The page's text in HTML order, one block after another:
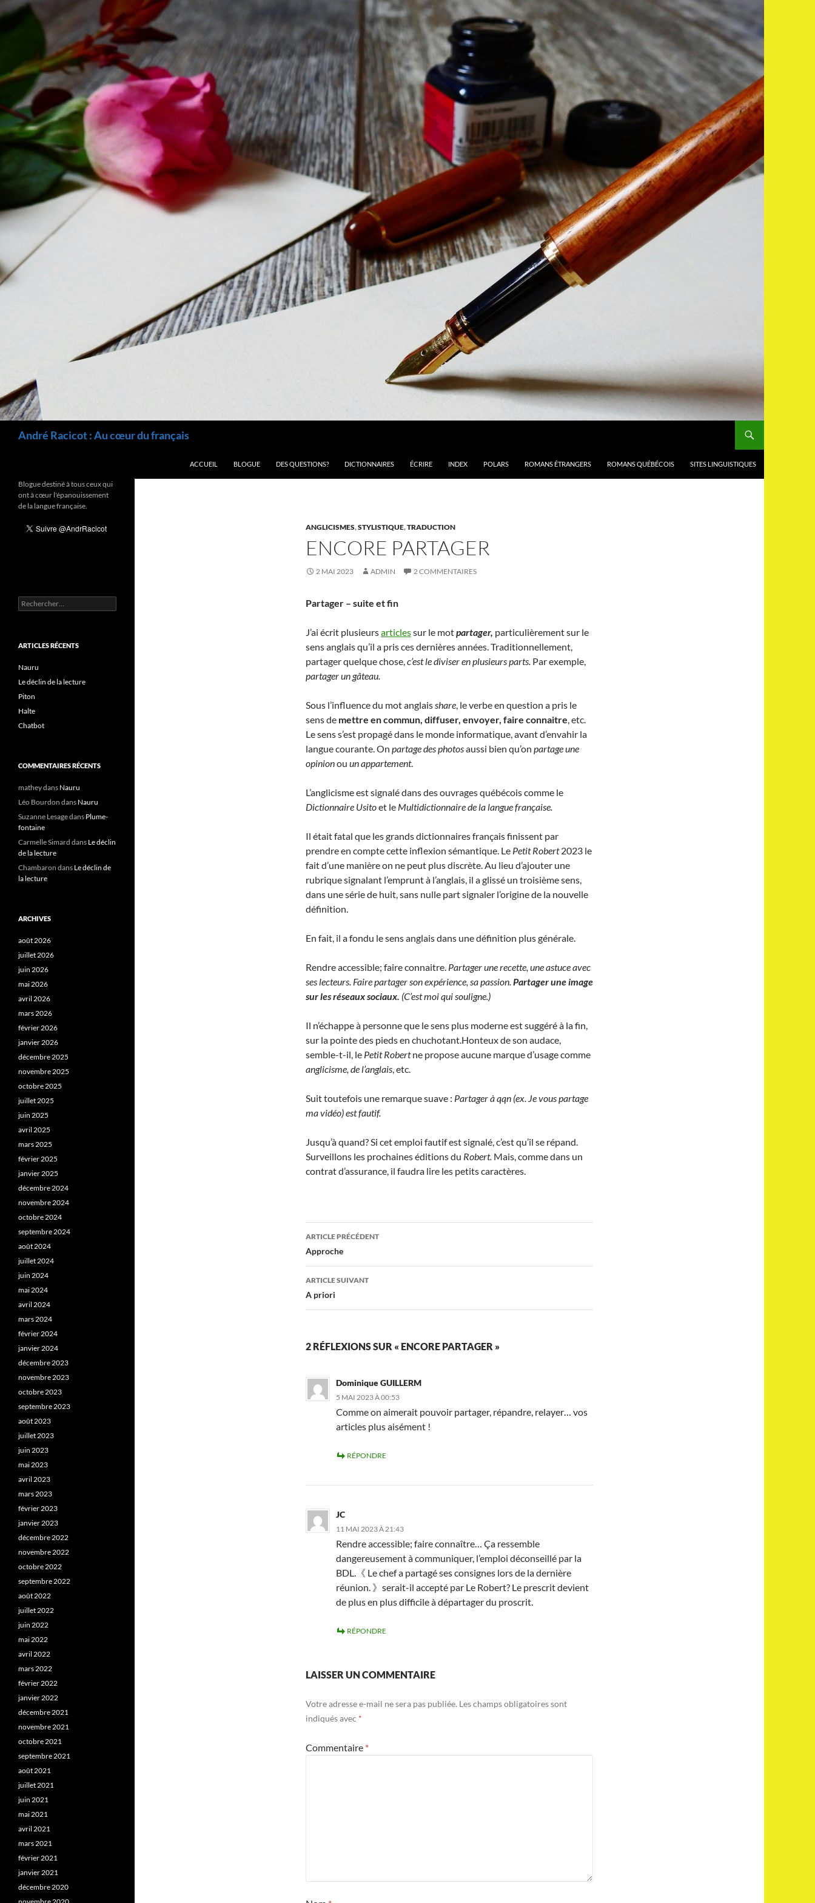
André Racicot : Au cœur du français
ACCUEIL
BLOGUE DES QUESTIONS? DICTIONNAIRES ÉCRIRE INDEX POLARS ROMANS ÉTRANGERS ROMANS QUÉBÉCOIS SITES LINGUISTIQUES
ANGLICISMES,STYLISTIQUE,TRADUCTION
ENCORE PARTAGER
2 MAI 2023 ADMIN 2 COMMENTAIRES
Partager – suite et fin
J’ai écrit plusieursarticlessur le motpartager, particulièrement sur le
sens anglais qu’il a pris ces dernières années. Traditionnellement,
partager quelque chose,c’est le diviser en plusieurs parts. Par exemple,
partager un gâteau.
Sous l’influence du mot anglaisshare, le verbe en question a pris le
sens de mettre en commun, diffuser, envoyer, faire connaitre, etc.
Le sens s’est propagé dans le monde informatique, avant d’envahir la
langue courante. On partage des photosaussi bien qu’on partage une
opinionou un appartement.
L’anglicisme est signalé dans des ouvrages québécois comme le
Dictionnaire Usitoet le Multidictionnaire de la langue française.
Il était fatal que les grands dictionnaires français finissent par
prendre en compte cette inflexion sémantique. Le Petit Robert2023 le
fait d’une manière on ne peut plus discrète. Au lieu d’ajouter une
rubrique signalant l’emprunt à l’anglais, il a glissé un troisième sens,
dans une série de huit, sans nulle part signaler l’origine de la nouvelle
définition.
En fait, il a fondu le sens anglais dans une définition plus générale.
Rendre accessible; faire connaitre. Partager une recette, une astuce avec
ses lecteurs. Faire partager son expérience, sa passion.Partager une image
sur les réseaux sociaux. (C’est moi qui souligne.)
Il n’échappe à personne que le sens plus moderne est suggéré à la fin,
sur la pointe des pieds en chuchotant.Honteux de son audace,
semble-t-il, le Petit Robertne propose aucune marque d’usage comme
anglicisme, de l’anglais, etc.
Suit toutefois une remarque suave : Partager à qqn (ex. Je vous partage
ma vidéo) est fautif.
Jusqu’à quand? Si cet emploi fautif est signalé, c’est qu’il se répand.
Surveillons les prochaines éditions du Robert. Mais, comme dans un
contrat d’assurance, il faudra lire les petits caractères.
Navigation
des
articles
ARTICLE PRÉCÉDENT
Approche
ARTICLE SUIVANT
A priori
2 RÉFLEXIONS SUR « ENCORE PARTAGER »
Dominique GUILLERM
5 MAI 2023 À 00:53
Comme on aimerait pouvoir partager, répandre, relayer… vos
articles plus aisément !
RÉPONDRE
JC
11 MAI 2023 À 21:43
Rendre accessible; faire connaître… Ça ressemble
dangereusement à communiquer, l’emploi déconseillé par la
BDL.《 Le chef a partagé ses consignes lors de la dernière
réunion. 》serait-il accepté par Le Robert? Le prescrit devient
de plus en plus difficile à départager du proscrit.
RÉPONDRE
LAISSER UN COMMENTAIRE
Votre adresse e-mail ne sera pas publiée. Les champs obligatoires sont
indiqués avec *
Commentaire *
Blogue destiné à tous ceux qui
ont à cœur l'épanouissement
de la langue française.
Rechercher :
ARTICLES RÉCENTS
Nauru
Le déclin de la lecture
Piton
Halte
Chatbot
COMMENTAIRES RÉCENTS
matheydans Nauru
Léo Bourdon dans Nauru
Suzanne Lesagedans Plume-
fontaine
Carmelle Simard dans Le déclin
de la lecture
Chambaron dans Le déclin de
la lecture
ARCHIVES
août 2026
juillet 2026
juin 2026
mai 2026
avril 2026
mars 2026
février 2026
janvier 2026
décembre 2025
novembre 2025
octobre 2025
juillet 2025
juin 2025
avril 2025
mars 2025
février 2025
janvier 2025
décembre 2024
novembre 2024
octobre 2024
septembre 2024
août 2024
juillet 2024
juin 2024
mai 2024
avril 2024
mars 2024
février 2024
janvier 2024
décembre 2023
novembre 2023
octobre 2023
septembre 2023
août 2023
juillet 2023
juin 2023
mai 2023
avril 2023
mars 2023
février 2023
janvier 2023
décembre 2022
novembre 2022
octobre 2022
septembre 2022
août 2022
juillet 2022
juin 2022
mai 2022
avril 2022
mars 2022
février 2022
janvier 2022
décembre 2021
novembre 2021
octobre 2021
septembre 2021
août 2021
juillet 2021
juin 2021
mai 2021
avril 2021
mars 2021
février 2021
janvier 2021
décembre 2020